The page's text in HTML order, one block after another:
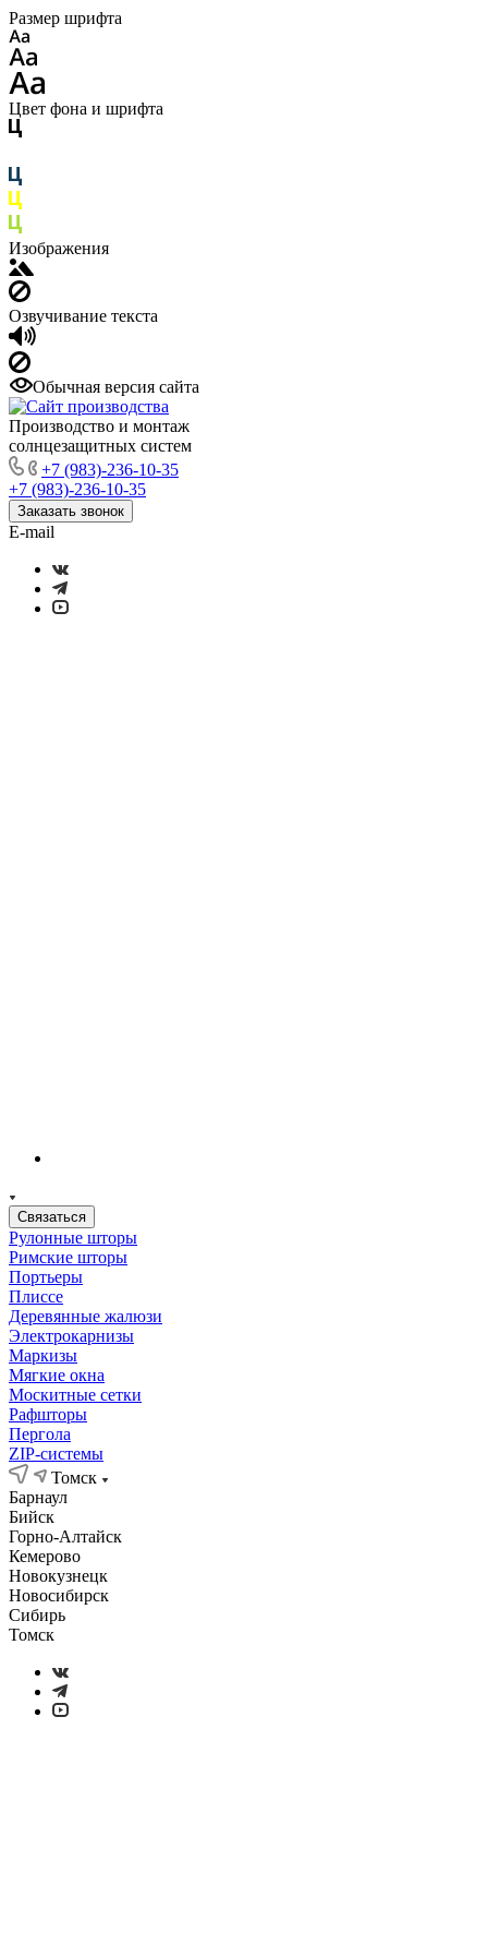
Размер шрифта
Цвет фона и шрифта
Изображения
Озвучивание текста
Обычная версия сайта
Производство и монтаж
солнцезащитных систем
+7 (983)-236-10-35
+7 (983)-236-10-35
Заказать звонок
E-mail
Связаться
Рулонные шторы
Римские шторы
Портьеры
Плиссе
Деревянные жалюзи
Электрокарнизы
Маркизы
Мягкие окна
Москитные сетки
Рафшторы
Пергола
ZIP-системы
Томск
Барнаул
Бийск
Горно-Алтайск
Кемерово
Новокузнецк
Новосибирск
Сибирь
Томск